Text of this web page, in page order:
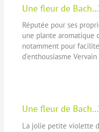
Une fleur de
Réputée pour ses
une plante aromatique
notamment pour
d’enthousiasme
Une fleur de
La jolie petite violette